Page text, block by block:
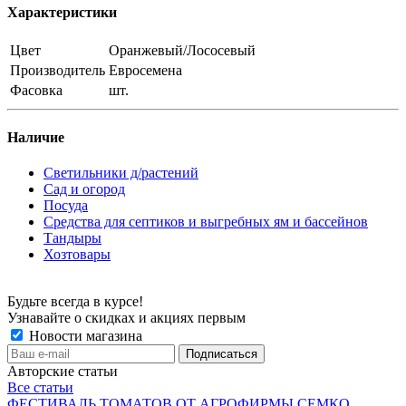
Характеристики
Цвет
Оранжевый/Лососевый
Производитель Евросемена
Фасовка
шт.
Наличие
Светильники д/растений
Сад и огород
Посуда
Средства для септиков и выгребных ям и бассейнов
Тандыры
Хозтовары
Будьте всегда в курсе!
Узнавайте о скидках и акциях первым
Новости магазина
Авторские статьи
Все статьи